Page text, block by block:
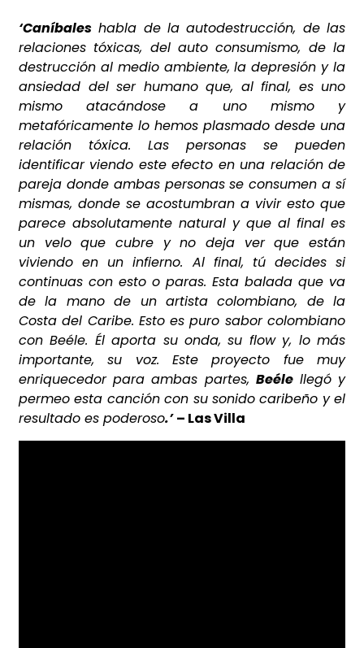
‘Caníbales habla de la autodestrucción, de las
relaciones tóxicas, del auto consumismo, de la
destrucción al medio ambiente, la depresión y la
ansiedad del ser humano que, al final, es uno
mismo atacándose a uno mismo y
metafóricamente lo hemos plasmado desde una
relación tóxica. Las personas se pueden
identificar viendo este efecto en una relación de
pareja donde ambas personas se consumen a sí
mismas, donde se acostumbran a vivir esto que
parece absolutamente natural y que al final es
un velo que cubre y no deja ver que están
viviendo en un infierno. Al final, tú decides si
continuas con esto o paras. Esta balada que va
de la mano de un artista colombiano, de la
Costa del Caribe. Esto es puro sabor colombiano
con Beéle. Él aporta su onda, su flow y, lo más
importante, su voz. Este proyecto fue muy
enriquecedor para ambas partes, Beélellegó y
permeo esta canción con su sonido caribeño y el
resultado es poderoso.’– Las Villa